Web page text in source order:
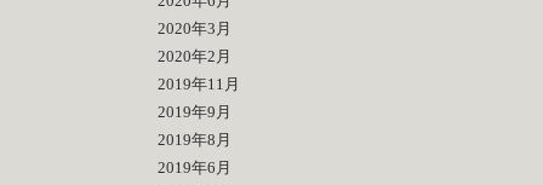
2020年3月
2020年2月
2019年11月
2019年9月
2019年8月
2019年6月